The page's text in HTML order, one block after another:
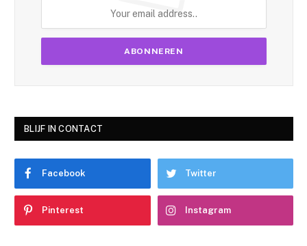
BLIJF IN CONTACT
Facebook Twitter
Pinterest Instagram